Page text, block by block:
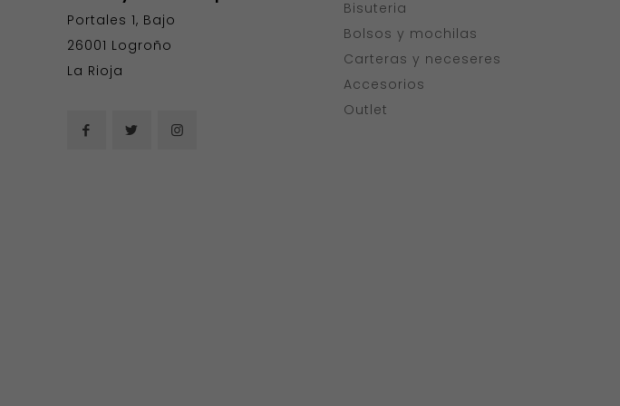
Portales 1, Bajo
26001 Logroño
La Rioja
Bisuteria
Bolsos y mochilas
Carteras y neceseres
Accesorios
Outlet